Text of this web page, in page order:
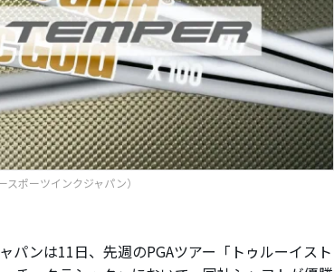
ポーツインクジャパン）
パンは11日、先週のPGAツアー「トゥルーイスト